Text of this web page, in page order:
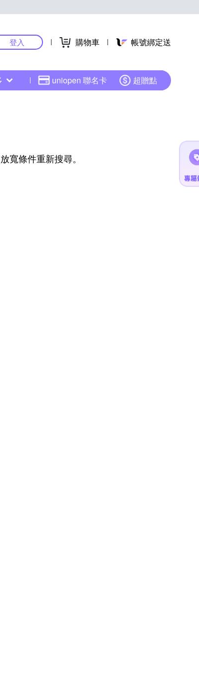
登入 購物車 帳號綁定送
uniopen 聯名卡 超贈點
寬條件重新搜尋。